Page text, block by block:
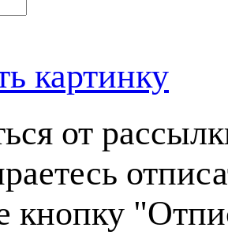
картинку
от
кнопку